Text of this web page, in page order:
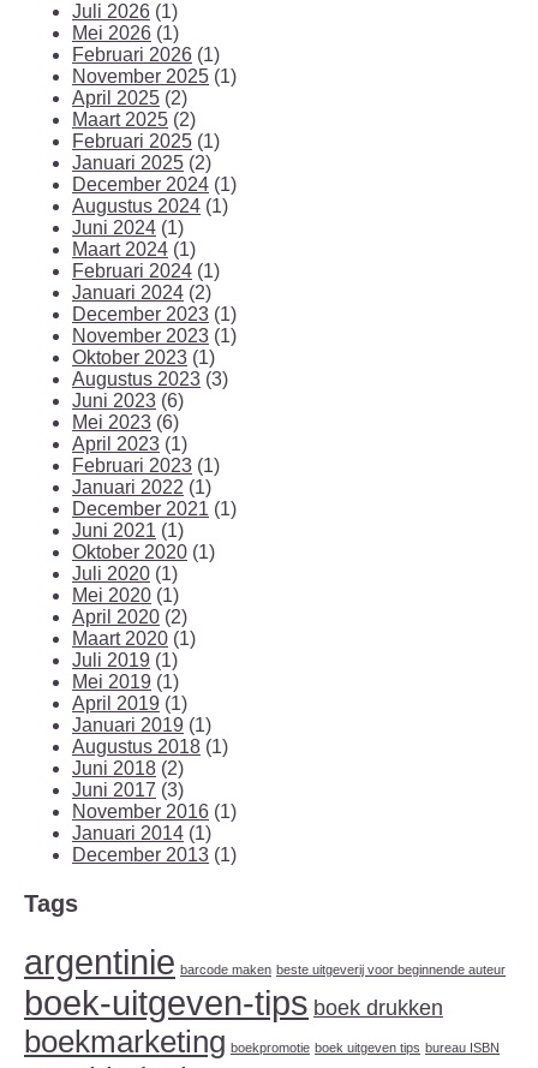
Juli 2026 (1)
Mei 2026 (1)
Februari 2026 (1)
November 2025 (1)
April 2025 (2)
Maart 2025 (2)
Februari 2025 (1)
Januari 2025 (2)
December 2024 (1)
Augustus 2024 (1)
Juni 2024 (1)
Maart 2024 (1)
Februari 2024 (1)
Januari 2024 (2)
December 2023 (1)
November 2023 (1)
Oktober 2023 (1)
Augustus 2023 (3)
Juni 2023 (6)
Mei 2023 (6)
April 2023 (1)
Februari 2023 (1)
Januari 2022 (1)
December 2021 (1)
Juni 2021 (1)
Oktober 2020 (1)
Juli 2020 (1)
Mei 2020 (1)
April 2020 (2)
Maart 2020 (1)
Juli 2019 (1)
Mei 2019 (1)
April 2019 (1)
Januari 2019 (1)
Augustus 2018 (1)
Juni 2018 (2)
Juni 2017 (3)
November 2016 (1)
Januari 2014 (1)
December 2013 (1)
Tags
argentinie barcode maken beste uitgeverij voor beginnende auteur
boek-uitgeven-tips boek drukken
boekmarketing boekpromotie boek uitgeven tips bureau ISBN